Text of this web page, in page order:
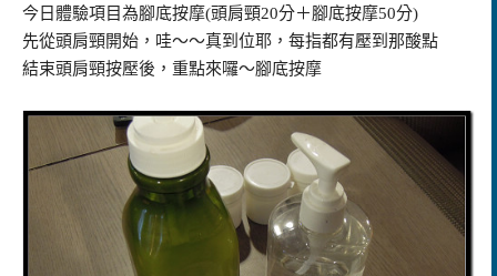
今日體驗項目為腳底按摩(頭肩頸20分＋腳底按摩50分)
先從頭肩頸開始，哇～～真到位耶，每指都有壓到那酸點
結束頭肩頸按壓後，重點來囉～腳底按摩